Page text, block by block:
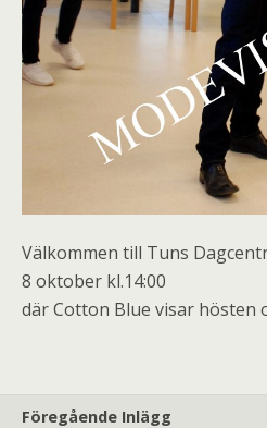
Välkommen till Tuns
8 oktober kl.14:00
där Cotton Blue visar hösten
Föregående Inlägg